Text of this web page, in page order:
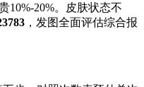
10%-20%。皮肤状态不
，发图全面评估综合报